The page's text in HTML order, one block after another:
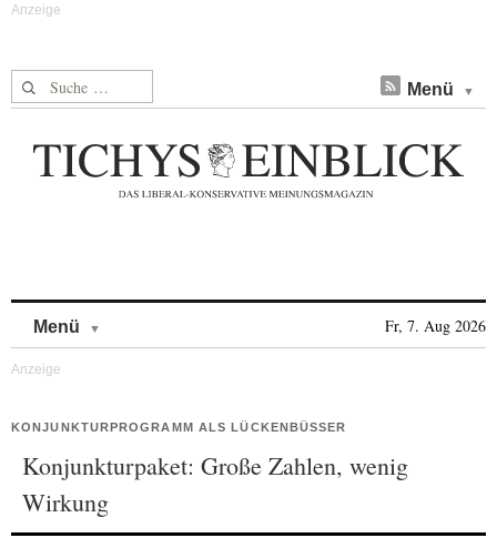
Suche nach: Menü
Menü Fr, 7. Aug 2026
KONJUNKTURPROGRAMM ALS LÜCKENBÜSSER
Konjunkturpaket: Große Zahlen, wenig
Wirkung